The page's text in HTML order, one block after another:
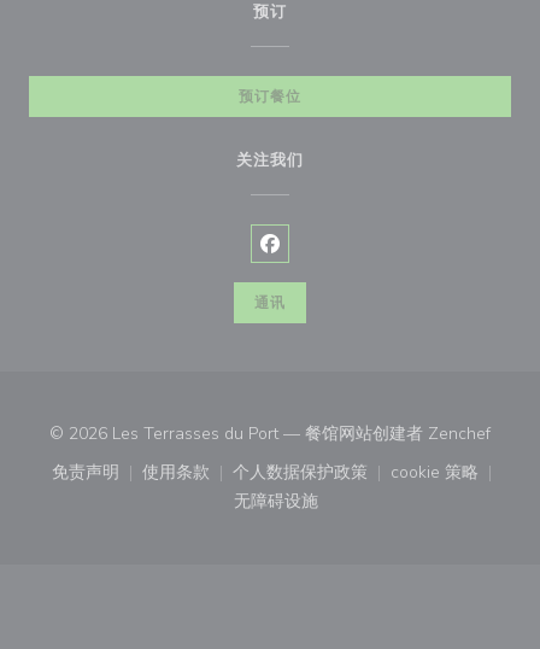
预订
预订餐位
关注我们
Facebook ((在新窗口中打开))
通讯
© 2026 Les Terrasses du Port — 餐馆网站创建者 Zenchef((在新
免责声明
((在新窗口中打开))
使用条款
((在新窗口中打开))
个人数据保护政策
((在新窗口中打开))
cookie 策略
((在新窗口
无障碍设施
((在新窗口中打开))